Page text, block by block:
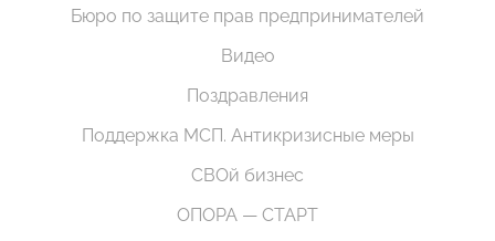
Бюро по защите прав предпринимателей
Видео
Поздравления
Поддержка МСП. Антикризисные меры
СВОй бизнес
ОПОРА — СТАРТ